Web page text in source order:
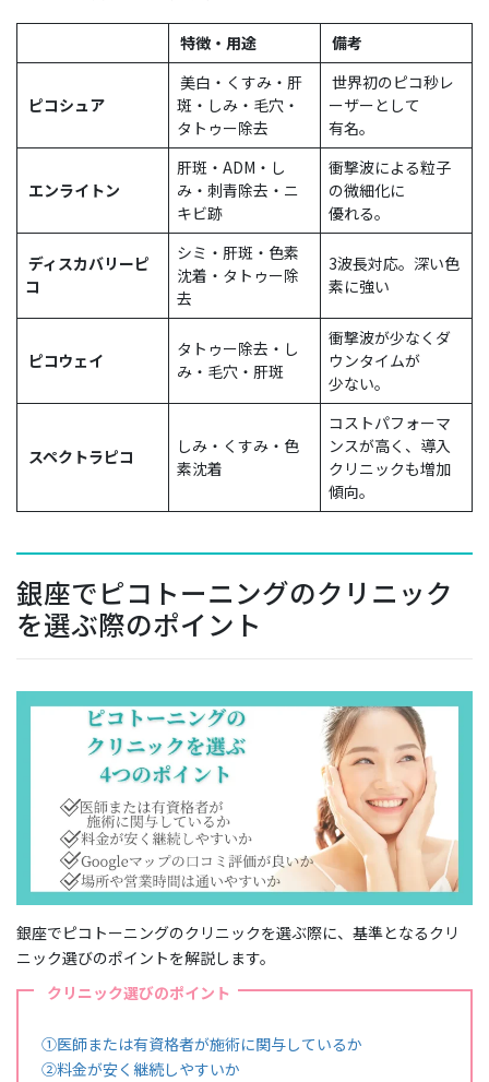
特徴・用途 備考
ピコシュア
美白・くすみ・肝
斑・しみ・毛穴・
タトゥー除去
世界初のピコ秒レ
ーザーとして
有名。
エンライトン
肝斑・ADM・し
み・刺青除去・ニ
キビ跡
衝撃波による粒子
の微細化に
優れる。
ディスカバリーピ
コ
シミ・肝斑・色素
沈着・タトゥー除
去
3波長対応。深い色
素に強い
ピコウェイ
タトゥー除去・し
み・毛穴・肝斑
衝撃波が少なくダ
ウンタイムが
少ない。
スペクトラピコ
しみ・くすみ・色
素沈着
コストパフォーマ
ンスが高く、導入
クリニックも増加
傾向。
銀座でピコトーニングのクリニック
を選ぶ際のポイント
銀座でピコトーニングのクリニックを選ぶ際に、基準となるクリ
ニック選びのポイントを解説します。
クリニック選びのポイント
①医師または有資格者が施術に関与しているか
②料金が安く継続しやすいか